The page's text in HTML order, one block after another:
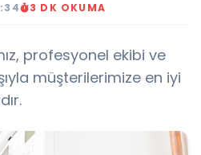
3 DK OKUMA
profesyonel ekibi ve
müşterilerimize en iyi